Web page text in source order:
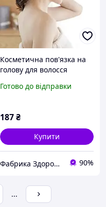
Косметична пов'язка на
голову для волосся
волосся
Готово до відправки
187₴
Купити
Фабрика Здоров'я 90%
...